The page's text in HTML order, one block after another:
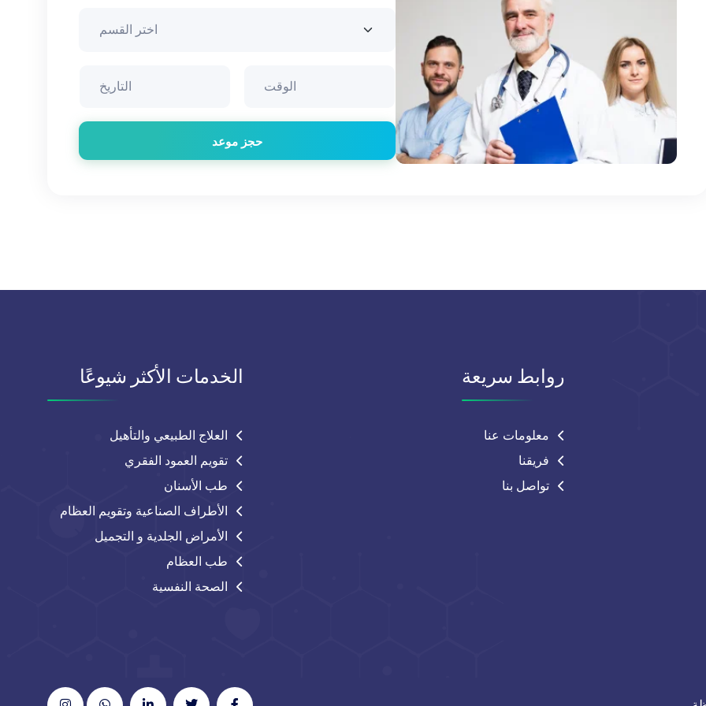
حجز موعد
روابط سريعة
معلومات عنا
فريقنا
تواصل بنا
الخدمات الأكثر شيوعًا
العلاج الطبيعي والتأهيل
تقويم العمود الفقري
طب الأسنان
الأطراف الصناعية وتقويم العظام
الأمراض الجلدية و التجميل
طب العظام
الصحة النفسية